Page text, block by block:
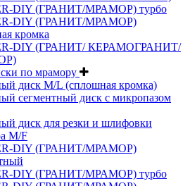
DIY (ГРАНИТ/МРАМОР) турбо
DIY (ГРАНИТ/МРАМОР)
кромка
DIY (ГРАНИТ/ КЕРАМОГРАНИТ/
по мрамору
диск M/L (сплошная кромка)
сегментный диск с микропазом
диск для резки и шлифовки
M/F
DIY (ГРАНИТ/МРАМОР)
DIY (ГРАНИТ/МРАМОР) турбо